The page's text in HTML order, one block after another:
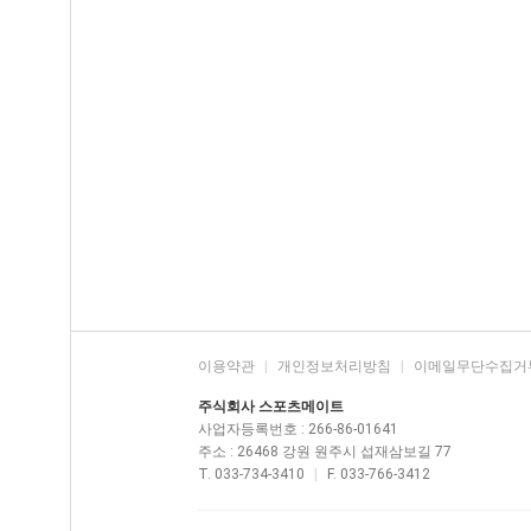
이용약관 개인정보처리방침 이메일무단수집거
주식회사 스포츠메이트
사업자등록번호 : 266-86-01641
주소 : 26468 강원 원주시 섭재삼보길 77
T. 033-734-3410
F. 033-766-3412